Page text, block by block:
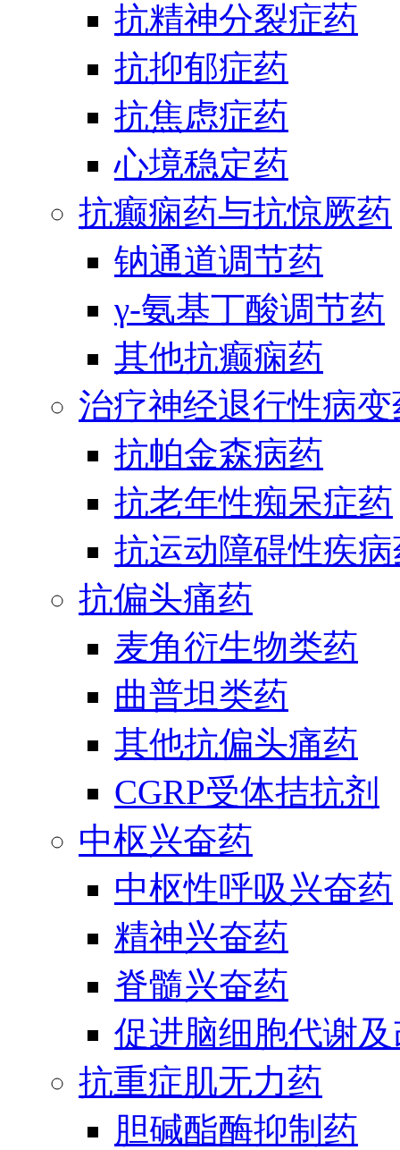
抗精神分裂症药
抗抑郁症药
抗焦虑症药
心境稳定药
抗癫痫药与抗惊厥药
钠通道调节药
γ-氨基丁酸调节药
其他抗癫痫药
治疗神经退行性病
抗帕金森病药
抗老年性痴呆症药
抗运动障碍性疾
抗偏头痛药
麦角衍生物类药
曲普坦类药
其他抗偏头痛药
CGRP受体拮抗剂
中枢兴奋药
中枢性呼吸兴奋药
精神兴奋药
脊髓兴奋药
促进脑细胞代谢
抗重症肌无力药
胆碱酯酶抑制药